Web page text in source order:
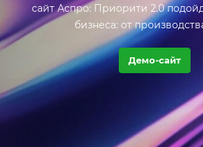
сайт Аспро: Приорити 2.0
бизнеса: от
Демо-сайт